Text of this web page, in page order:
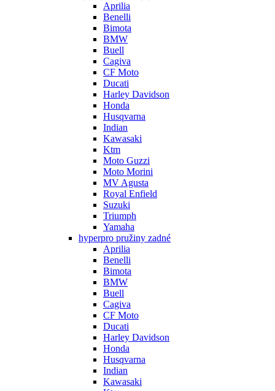
Aprilia
Benelli
Bimota
BMW
Buell
Cagiva
CF Moto
Ducati
Harley Davidson
Honda
Husqvarna
Indian
Kawasaki
Ktm
Moto Guzzi
Moto Morini
MV Agusta
Royal Enfield
Suzuki
Triumph
Yamaha
hyperpro pružiny zadné
Aprilia
Benelli
Bimota
BMW
Buell
Cagiva
CF Moto
Ducati
Harley Davidson
Honda
Husqvarna
Indian
Kawasaki